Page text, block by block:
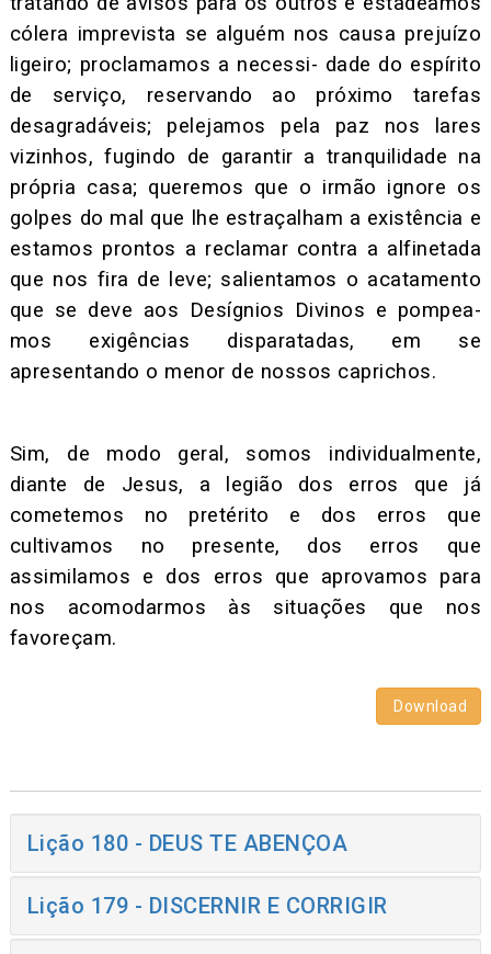
cólera imprevista se alguém nos causa prejuízo
ligeiro; proclamamos a necessi- dade do espírito
de serviço, reservando ao próximo tarefas
desagradáveis; pelejamos pela paz nos lares
vizinhos, fugindo de garantir a tranquilidade na
própria casa; queremos que o irmão ignore os
golpes do mal que lhe estraçalham a existência e
estamos prontos a reclamar contra a alfinetada
que nos fira de leve; salientamos o acatamento
que se deve aos Desígnios Divinos e pompea-
mos exigências disparatadas, em se
apresentando o menor de nossos caprichos.
Sim, de modo geral, somos individualmente,
diante de Jesus, a legião dos erros que já
cometemos no pretérito e dos erros que
cultivamos no presente, dos erros que
assimilamos e dos erros que aprovamos para
nos acomodarmos às situações que nos
favoreçam.
Download
Lição 180 - DEUS TE ABENÇOA
Lição 179 - DISCERNIR E CORRIGIR